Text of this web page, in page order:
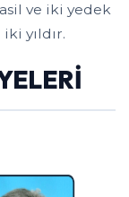
ve iki yedek
yıldır.